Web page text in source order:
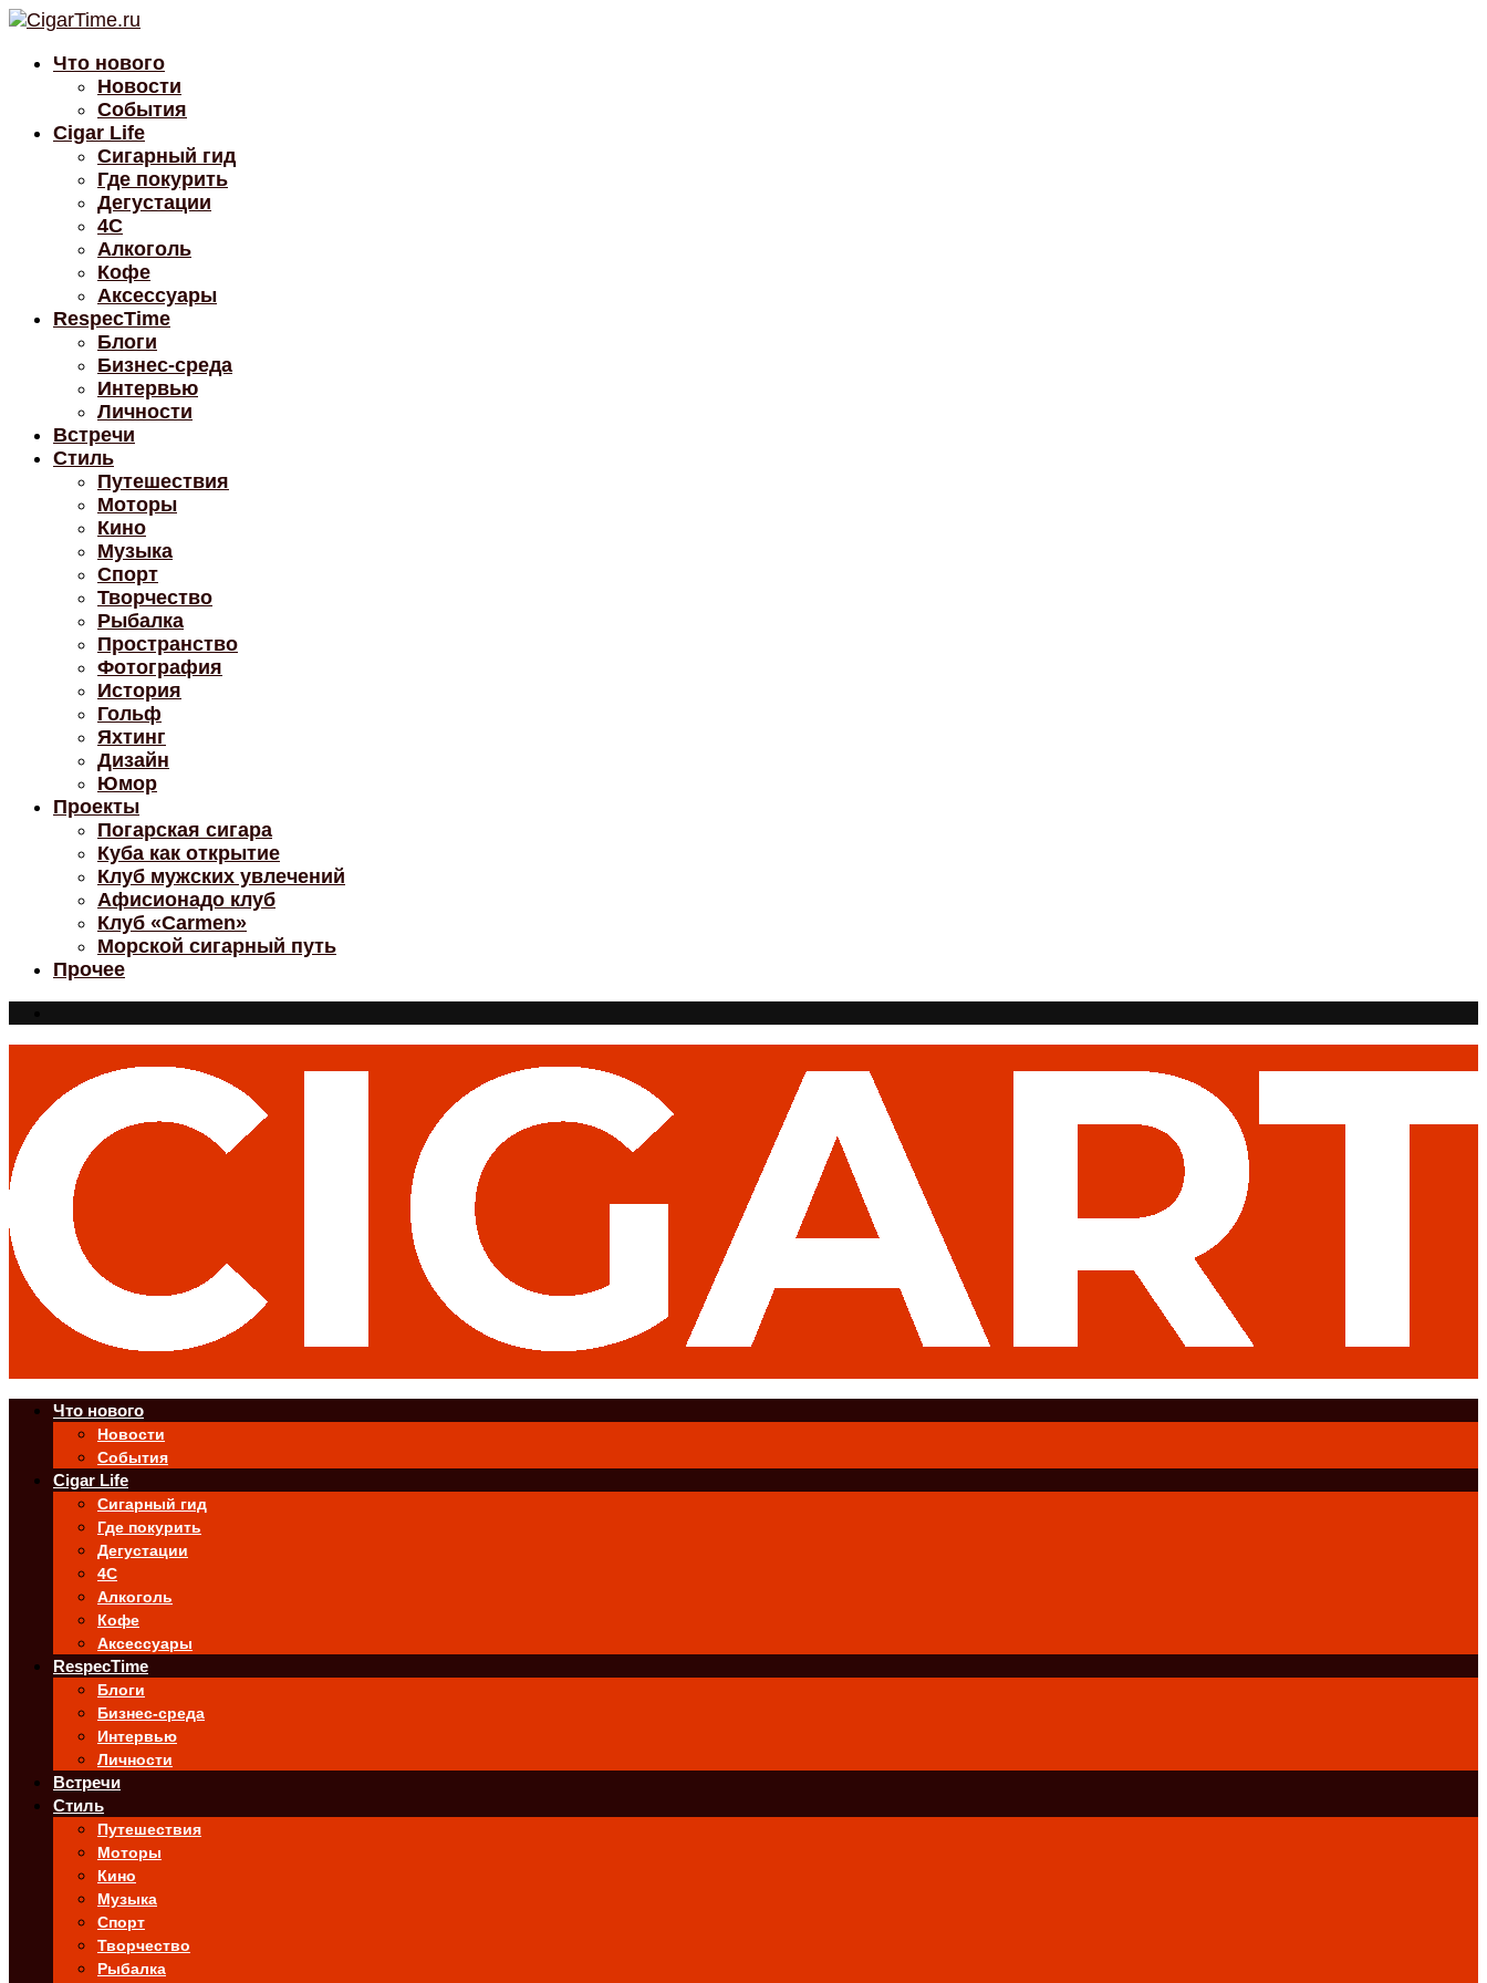
Что нового
Новости
События
Cigar Life
Сигарный гид
Где покурить
Дегустации
4C
Алкоголь
Кофе
Аксессуары
RespecTime
Блоги
Бизнес-среда
Интервью
Личности
Встречи
Стиль
Путешествия
Моторы
Кино
Музыка
Спорт
Творчество
Рыбалка
Пространство
Фотография
История
Гольф
Яхтинг
Дизайн
Юмор
Проекты
Погарская сигара
Куба как открытие
Клуб мужских увлечений
Афисионадо клуб
Клуб «Carmen»
Морской сигарный путь
Прочее
Что нового
Новости
События
Cigar Life
Сигарный гид
Где покурить
Дегустации
4C
Алкоголь
Кофе
Аксессуары
RespecTime
Блоги
Бизнес-среда
Интервью
Личности
Встречи
Стиль
Путешествия
Моторы
Кино
Музыка
Спорт
Творчество
Рыбалка